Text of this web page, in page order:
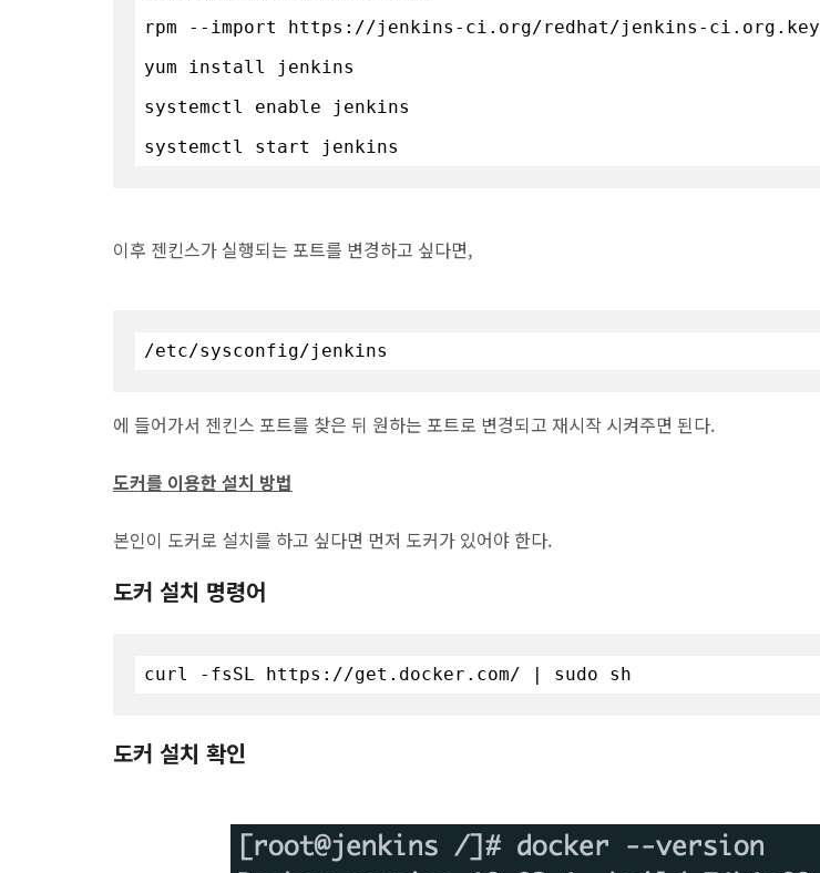
rpm --import https://jenkins-ci.org/redhat/jenkins-ci.org.key
yum install jenkins
systemctl enable jenkins
systemctl start jenkins
이후 젠킨스가 실행되는 포트를 변경하고 싶다면,
/etc/sysconfig/jenkins
에 들어가서 젠킨스 포트를 찾은 뒤 원하는 포트로 변경되고 재시작 시켜주면 된다.
도커를 이용한 설치 방법
본인이 도커로 설치를 하고 싶다면 먼저 도커가 있어야 한다.
도커 설치 명령어
curl -fsSL https://get.docker.com/ | sudo sh
도커 설치 확인